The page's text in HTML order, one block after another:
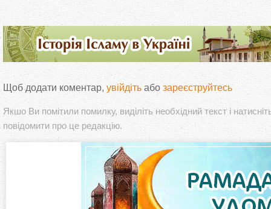
Щоб додати коментар, увійдіть або зареєструйтесь
Якшо Ви помітили помилку, виділіть необхідний текст і
повідомити про це редакцію.